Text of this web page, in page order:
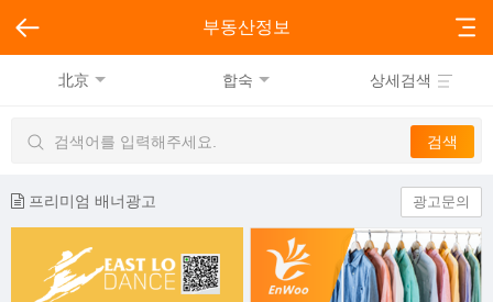
부동산정보
北京 합숙 상세검색
프리미엄 배너광고 광고문의